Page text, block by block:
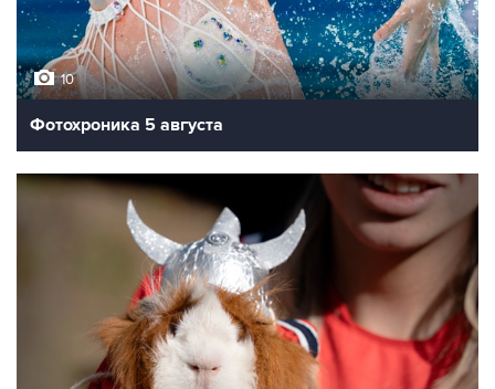
10
Фотохроника 5 августа